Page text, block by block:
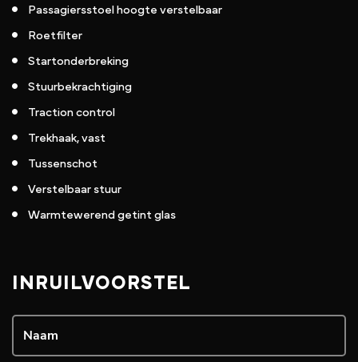
Passagiersstoel hoogte verstelbaar
Roetfilter
Startonderbreking
Stuurbekrachtiging
Traction control
Trekhaak, vast
Tussenschot
Verstelbaar stuur
Warmtewerend getint glas
INRUILVOORSTEL